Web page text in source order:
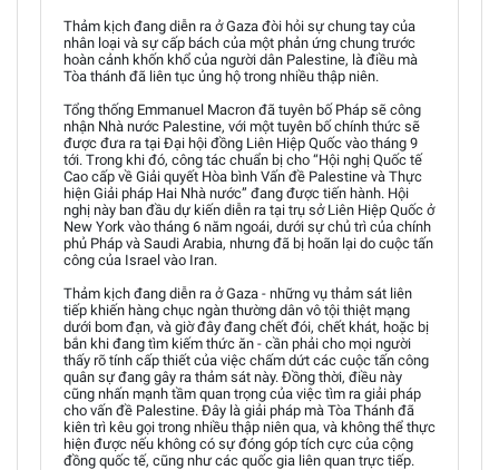
Thảm kịch đang diễn ra ở Gaza đòi hỏi sự chung tay của
nhân loại và sự cấp bách của một phản ứng chung trước
hoàn cảnh khốn khổ của người dân Palestine, là điều mà
Tòa thánh đã liên tục ủng hộ trong nhiều thập niên.
Tổng thống Emmanuel Macron đã tuyên bố Pháp sẽ công
nhận Nhà nước Palestine, với một tuyên bố chính thức sẽ
được đưa ra tại Đại hội đồng Liên Hiệp Quốc vào tháng 9
tới. Trong khi đó, công tác chuẩn bị cho “Hội nghị Quốc tế
Cao cấp về Giải quyết Hòa bình Vấn đề Palestine và Thực
hiện Giải pháp Hai Nhà nước” đang được tiến hành. Hội
nghị này ban đầu dự kiến diễn ra tại trụ sở Liên Hiệp Quốc ở
New York vào tháng 6 năm ngoái, dưới sự chủ trì của chính
phủ Pháp và Saudi Arabia, nhưng đã bị hoãn lại do cuộc tấn
công của Israel vào Iran.
Thảm kịch đang diễn ra ở Gaza - những vụ thảm sát liên
tiếp khiến hàng chục ngàn thường dân vô tội thiệt mạng
dưới bom đạn, và giờ đây đang chết đói, chết khát, hoặc bị
bắn khi đang tìm kiếm thức ăn - cần phải cho mọi người
thấy rõ tính cấp thiết của việc chấm dứt các cuộc tấn công
quân sự đang gây ra thảm sát này. Đồng thời, điều này
cũng nhấn mạnh tầm quan trọng của việc tìm ra giải pháp
cho vấn đề Palestine. Đây là giải pháp mà Tòa Thánh đã
kiên trì kêu gọi trong nhiều thập niên qua, và không thể thực
hiện được nếu không có sự đóng góp tích cực của cộng
đồng quốc tế, cũng như các quốc gia liên quan trực tiếp.